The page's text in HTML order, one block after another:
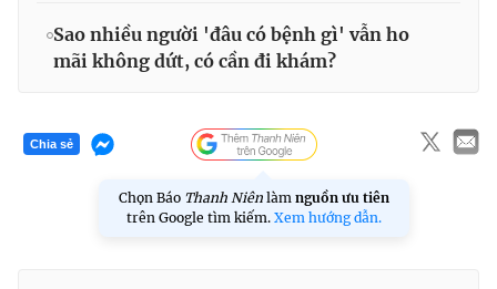
Sao nhiều người 'đâu có bệnh gì' vẫn ho
mãi không dứt, có cần đi khám?
Chia sẻ
Chọn Báo Thanh Niên làm nguồn ưu tiên
trên Google tìm kiếm. Xem hướng dẫn.